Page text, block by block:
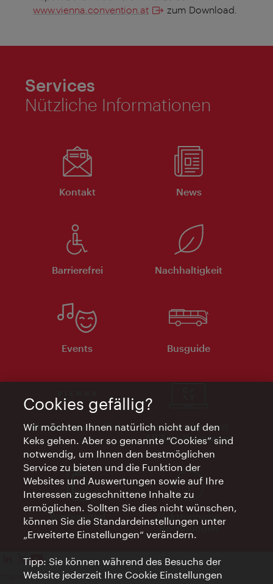
www.vienna.convention.at
zum Download.
Services
Nützliche Informationen
Kontakt News
Barrierefrei Nachhaltigkeit
Events Busguide
Vienna Experts Club
Vienna City Card
Affiliate Programm
Werbemittel
Elektronische
Rechnungen
Impressum
Cookies gefällig?
Wir möchten Ihnen natürlich nicht auf den
Keks gehen. Aber so genannte “Cookies” sind
notwendig, um Ihnen den bestmöglichen
Service zu bieten und die Funktion der
Websites und Auswertungen sowie auf Ihre
Interessen zugeschnittene Inhalte zu
ermöglichen. Sollten Sie dies nicht wünschen,
können Sie die Standardeinstellungen unter
„Erweiterte Einstellungen“ verändern.
Tipp: Sie können während des Besuchs der
Website jederzeit Ihre Cookie Einstellungen